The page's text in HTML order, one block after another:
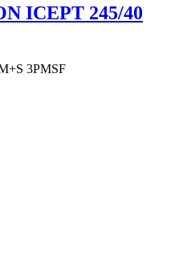
ICEPT 245/40
3PMSF